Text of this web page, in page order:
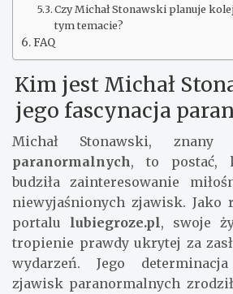
Czy Michał Stonawski planuje
tym temacie?
FAQ
Kim jest Michał
jego fascynacja
Michał Stonawski, znany
paranormalnych, to postać,
budziła zainteresowanie
niewyjaśnionych zjawisk. Jako
portalu lubiegroze.pl, swoje
tropienie prawdy ukrytej za
wydarzeń. Jego
zjawisk paranormalnych